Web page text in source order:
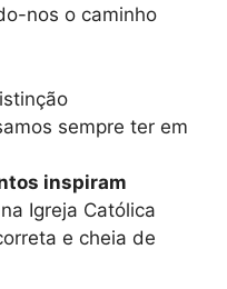
nos o caminho
sempre ter em
inspiram
Igreja Católica
e cheia de